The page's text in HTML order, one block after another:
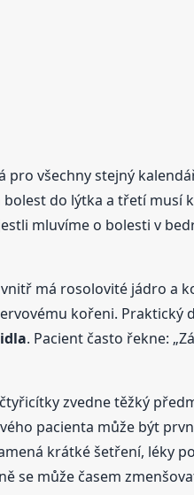
pro všechny stejný
do lýtka a třetí
mluvíme o bolesti v
má rosolovité jádro a
kořeni.
. Pacient často řekne:
zvedne těžký
pacienta může být
krátké šetření, léky
se může časem